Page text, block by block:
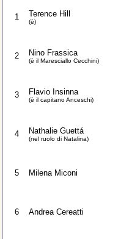
1 Terence Hill
(è)
2 Nino Frassica
(è il Maresciallo Cecchini)
3 Flavio Insinna
(è il capitano Anceschi)
4 Nathalie Guettá
(nel ruolo di Natalina)
5 Milena Miconi
6 Andrea Cereatti